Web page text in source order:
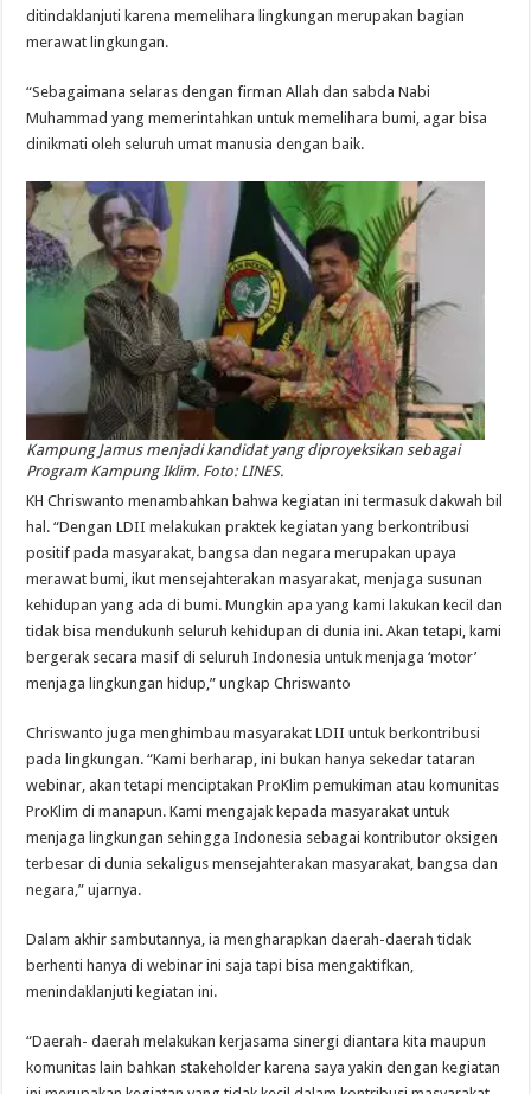
ditindaklanjuti karena memelihara lingkungan merupakan bagian
merawat lingkungan.
“Sebagaimana selaras dengan firman Allah dan sabda Nabi
Muhammad yang memerintahkan untuk memelihara bumi, agar bisa
dinikmati oleh seluruh umat manusia dengan baik.
Kampung Jamus menjadi kandidat yang diproyeksikan sebagai
Program Kampung Iklim. Foto: LINES.
KH Chriswanto menambahkan bahwa kegiatan ini termasuk dakwah bil
hal. “Dengan LDII melakukan praktek kegiatan yang berkontribusi
positif pada masyarakat, bangsa dan negara merupakan upaya
merawat bumi, ikut mensejahterakan masyarakat, menjaga susunan
kehidupan yang ada di bumi. Mungkin apa yang kami lakukan kecil dan
tidak bisa mendukunh seluruh kehidupan di dunia ini. Akan tetapi, kami
bergerak secara masif di seluruh Indonesia untuk menjaga ‘motor’
menjaga lingkungan hidup,” ungkap Chriswanto
Chriswanto juga menghimbau masyarakat LDII untuk berkontribusi
pada lingkungan. “Kami berharap, ini bukan hanya sekedar tataran
webinar, akan tetapi menciptakan ProKlim pemukiman atau komunitas
ProKlim di manapun. Kami mengajak kepada masyarakat untuk
menjaga lingkungan sehingga Indonesia sebagai kontributor oksigen
terbesar di dunia sekaligus mensejahterakan masyarakat, bangsa dan
negara,” ujarnya.
Dalam akhir sambutannya, ia mengharapkan daerah-daerah tidak
berhenti hanya di webinar ini saja tapi bisa mengaktifkan,
menindaklanjuti kegiatan ini.
“Daerah- daerah melakukan kerjasama sinergi diantara kita maupun
komunitas lain bahkan stakeholder karena saya yakin dengan kegiatan